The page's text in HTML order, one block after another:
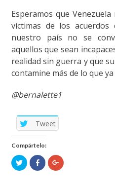
Esperamos que
víctimas de los acuerdos
nuestro país no se
aquellos que sean
realidad sin guerra y que
contamine más de lo que
@bernalette1
Tweet
Compártelo:
Click
to
share
Click
to
share
Click
to